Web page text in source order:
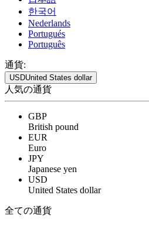
한국어
Nederlands
Portugués
Português
通貨:
USDUnited States dollar
人気の通貨
GBP
British pound
EUR
Euro
JPY
Japanese yen
USD
United States dollar
全ての通貨